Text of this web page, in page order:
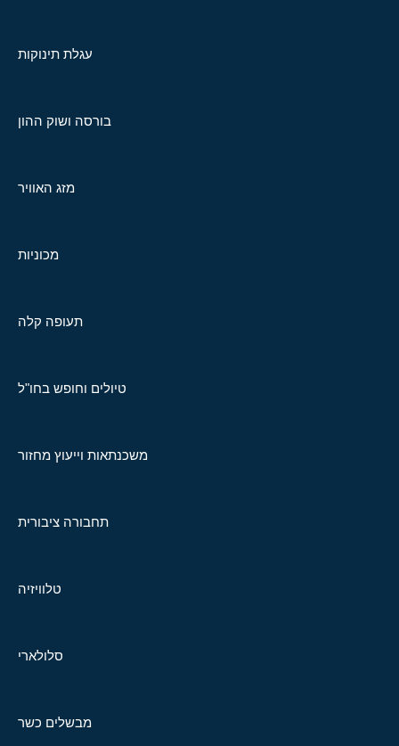
עגלת תינוקות
בורסה ושוק ההון
מזג האוויר
מכוניות
תעופה קלה
טיולים וחופש בחו"ל
משכנתאות וייעוץ מחזור
תחבורה ציבורית
טלוויזיה
סלולארי
מבשלים כשר